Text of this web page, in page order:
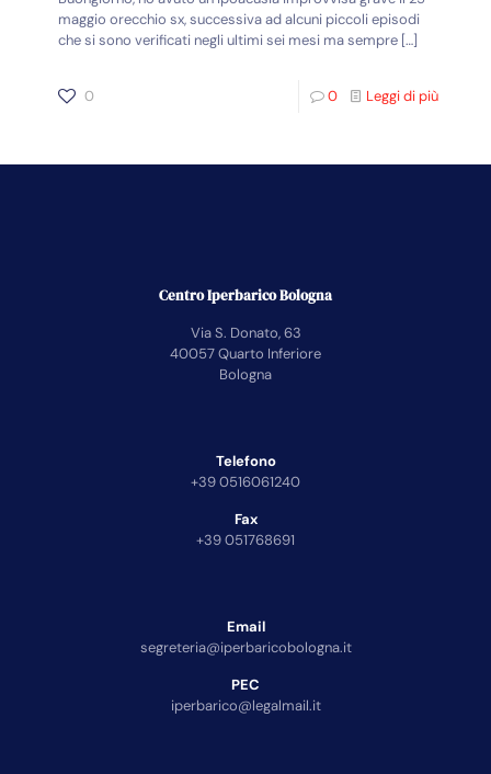
maggio orecchio sx, successiva ad alcuni piccoli episodi
che si sono verificati negli ultimi sei mesi ma sempre […]
0 0 Leggi di più
Centro Iperbarico Bologna
Via S. Donato, 63
40057 Quarto Inferiore
Bologna
Telefono
+39 0516061240
Fax
+39 051768691
Email
segreteria@iperbaricobologna.it
PEC
iperbarico@legalmail.it